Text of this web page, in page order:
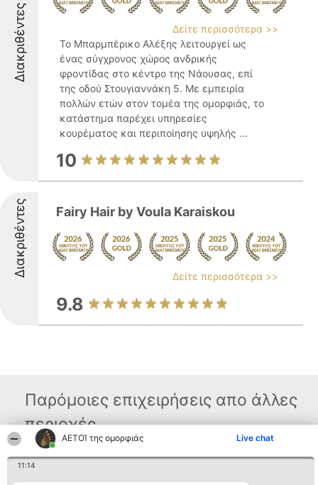
ΑΕΤΟΊ της ομορφιάς Live chat
11:14
Διακριθέντες
Δείτε περισσότερα >>
Το Μπαρμπέρικο Αλέξης λειτουργεί ως
ένας σύγχρονος χώρος ανδρικής
φροντίδας στο κέντρο της Νάουσας, επί
της οδού Στουγιαννάκη 5. Με εμπειρία
πολλών ετών στον τομέα της ομορφιάς, το
κατάστημα παρέχει υπηρεσίες
κουρέματος και περιποίησης υψηλής ...
10
Διακριθέντες Fairy Hair by Voula Karaiskou
Δείτε περισσότερα >>
9.8
Παρόμοιες επιχειρήσεις απο άλλες
περιοχές
Διοργανωτής της
κατάταξης
Διακριθέντες Επικοινωνία